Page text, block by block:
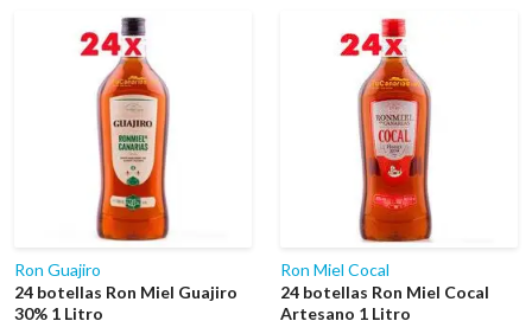
Ron Guajiro
24 botellas Ron Miel Guajiro
30% 1 Litro
Ron Miel Cocal
24 botellas Ron Miel Cocal
Artesano 1 Litro